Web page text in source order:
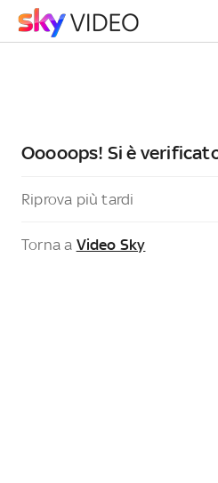
Ooooops! Si è
Riprova più tardi
Torna a Video Sky